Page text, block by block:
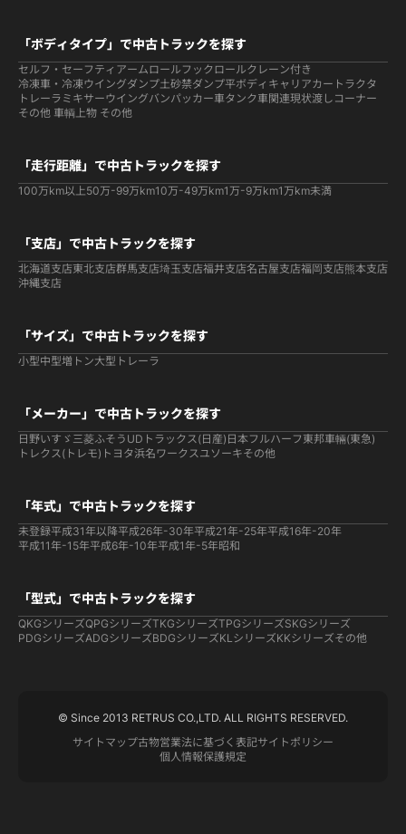
「ボディタイプ」で中古トラックを探す
セルフ・セーフティ アームロールフックロールクレーン付き
冷凍車・冷凍ウイングダンプ土砂禁ダンプ平ボディ キャリアカー トラクタ
トレーラ ミキサーウイングバンパッカー車タンク車関連現状渡しコーナー
その他 車輌上物 その他
「走行距離」で中古トラックを探す
100万km以上50万-99万km10万-49万km1万-9万km1万km未満
「支店」で中古トラックを探す
北海道支店東北支店群馬支店埼玉支店福井支店名古屋支店福岡支店熊本支店
沖縄支店
「サイズ」で中古トラックを探す
小型中型増トン大型 トレーラ
「メーカー」で中古トラックを探す
日野いすゞ 三菱ふそう UDトラックス(日産) 日本フルハーフ 東邦車輛(東急)
トレクス(トレモ) トヨタ浜名ワークスユソーキその他
「年式」で中古トラックを探す
未登録平成31年以降平成26年-30年平成21年-25年平成16年-20年
平成11年-15年平成6年-10年平成1年-5年昭和
「型式」で中古トラックを探す
QKGシリーズQPGシリーズTKGシリーズTPGシリーズSKGシリーズ
PDGシリーズADGシリーズBDGシリーズKLシリーズKKシリーズその他
© Since 2013 RETRUS CO.,LTD. ALL RIGHTS RESERVED.
サイトマップ古物営業法に基づく表記サイトポリシー
個人情報保護規定